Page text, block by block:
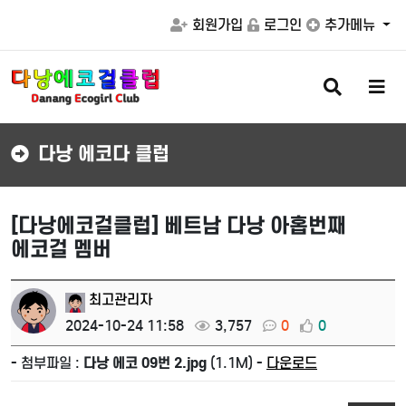
회원가입 로그인 추가메뉴
검
색
버
메
버
다낭 에코다 클럽
[다낭에코걸클럽] 베트남 다낭 아홉번째
에코걸 멤버
최고관리자
2024-10-24 11:58
3,757 0 0
- 첨부파일 : 다낭 에코 09번 2.jpg (1.1M) - 다운로드